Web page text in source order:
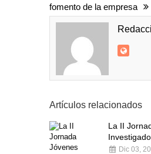
fomento de la empresa
Artículos relacionados
La II
Dic 03,